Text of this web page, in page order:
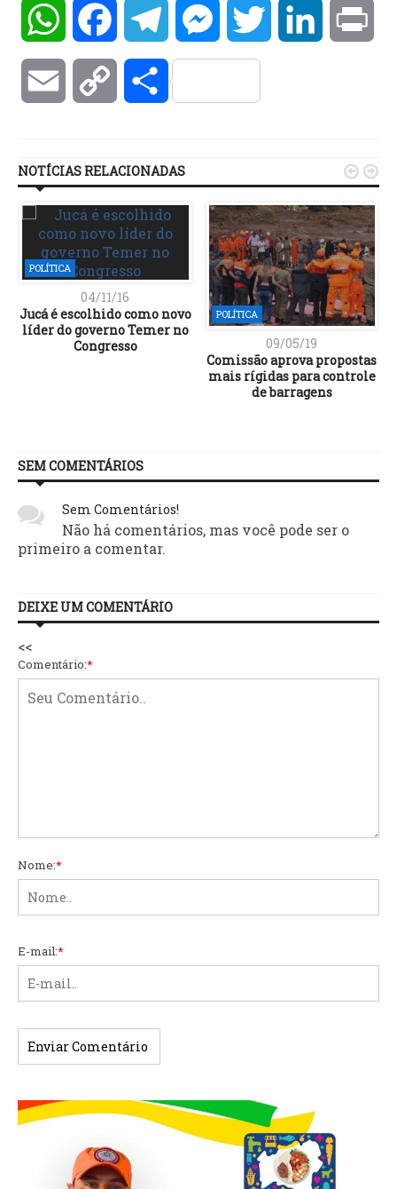
WhatsAppFacebookTelegramMessengerTwitter LinkedIn
Email Copy Compartilhar
NOTÍCIAS RELACIONADAS
POLÍTICA
04/11/16
Jucá é escolhido como novo
líder do governo Temer no
Congresso
POLÍTICA
09/05/19
Comissão aprova propostas
mais rígidas para controle
de barragens
 
SEM COMENTÁRIOS
Sem Comentários!
Não há comentários, mas você pode ser o
primeiro a comentar.
DEIXE UM COMENTÁRIO
<<
Comentário:*
Nome:*
E-mail:*